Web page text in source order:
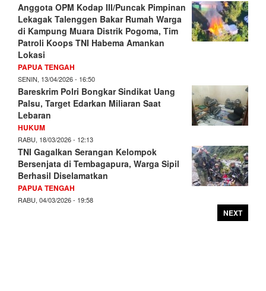
Anggota OPM Kodap III/Puncak Pimpinan
Lekagak Talenggen Bakar Rumah Warga
di Kampung Muara Distrik Pogoma, Tim
Patroli Koops TNI Habema Amankan
Lokasi
PAPUA TENGAH
SENIN, 13/04/2026 - 16:50
Bareskrim Polri Bongkar Sindikat Uang
Palsu, Target Edarkan Miliaran Saat
Lebaran
HUKUM
RABU, 18/03/2026 - 12:13
TNI Gagalkan Serangan Kelompok
Bersenjata di Tembagapura, Warga Sipil
Berhasil Diselamatkan
PAPUA TENGAH
RABU, 04/03/2026 - 19:58
NEXT